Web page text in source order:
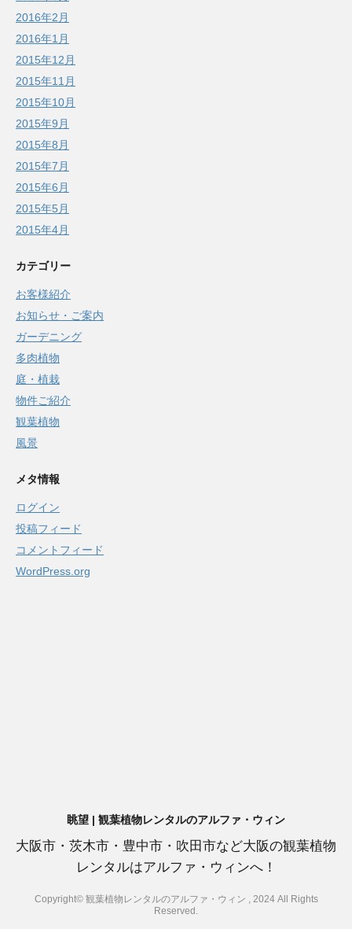
2016年2月
2016年1月
2015年12月
2015年11月
2015年10月
2015年9月
2015年8月
2015年7月
2015年6月
2015年5月
2015年4月
カテゴリー
お客様紹介
お知らせ・ご案内
ガーデニング
多肉植物
庭・植栽
物件ご紹介
観葉植物
風景
メタ情報
ログイン
投稿フィード
コメントフィード
WordPress.org
眺望 | 観葉植物レンタルのアルファ・ウィン
大阪市・茨木市・豊中市・吹田市など大阪の観葉植物
レンタルはアルファ・ウィンへ！
Copyright© 観葉植物レンタルのアルファ・ウィン , 2024 All Rights
Reserved.